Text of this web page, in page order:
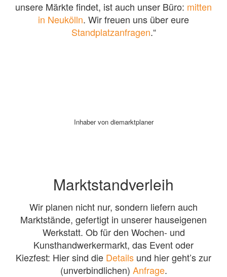
unsere Märkte findet, ist auch unser Büro: mitten
in Neukölln. Wir freuen uns über eure
Standplatzanfragen.“
Inhaber von diemarktplaner
Marktstandverleih
Wir planen nicht nur, sondern liefern auch
Marktstände, gefertigt in unserer hauseigenen
Werkstatt. Ob für den Wochen- und
Kunsthandwerkermarkt, das Event oder
Kiezfest: Hier sind die Details und hier geht’s zur
(unverbindlichen) Anfrage.